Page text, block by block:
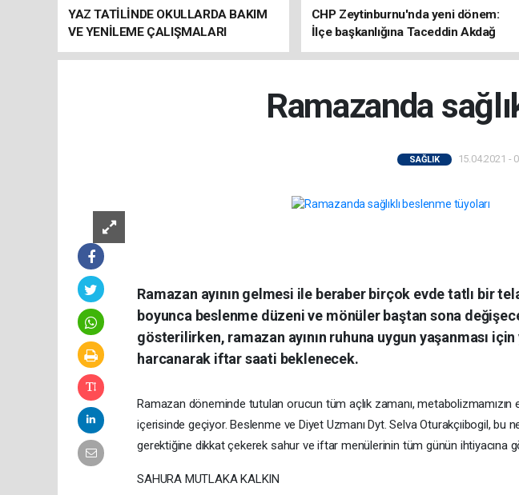
YAZ TATİLİNDE OKULLARDA BAKIM
VE YENİLEME ÇALIŞMALARI
SÜRÜYOR
CHP Zeytinburnu'nda yeni dönem:
İlçe başkanlığına Taceddin Akdağ
atandı
Ramazanda
SAĞLIK 15.04.2021 -
Ramazan ayının gelmesi ile beraber birçok evde tatlı bir
boyunca beslenme düzeni ve mönüler baştan sona
gösterilirken, ramazan ayının ruhuna uygun yaşanması
harcanarak iftar saati beklenecek.
Ramazan döneminde tutulan orucun tüm açlık zamanı, metabolizmamızın
içerisinde geçiyor. Beslenme ve Diyet Uzmanı Dyt. Selva Oturakçıibogil, bu
gerektiğine dikkat çekerek sahur ve iftar menülerinin tüm günün ihtiyacına
SAHURA MUTLAKA KALKIN